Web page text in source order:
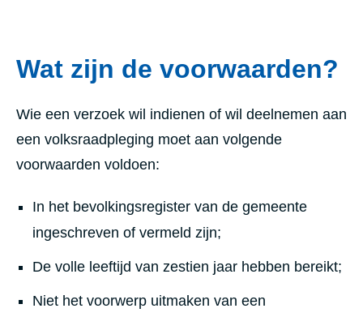
Wat zijn de voorwaarden?
Wie een verzoek wil indienen of wil deelnemen aan
een volksraadpleging moet aan volgende
voorwaarden voldoen:
In het bevolkingsregister van de gemeente
ingeschreven of vermeld zijn;
De volle leeftijd van zestien jaar hebben bereikt;
Niet het voorwerp uitmaken van een